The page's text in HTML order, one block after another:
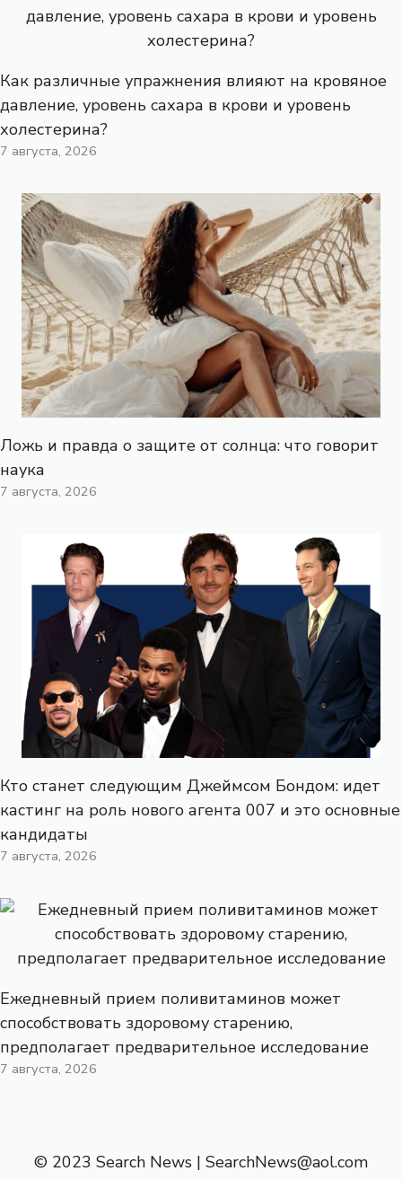
Как различные упражнения влияют на кровяное
давление, уровень сахара в крови и уровень
холестерина?
7 августа, 2026
Ложь и правда о защите от солнца: что говорит
наука
7 августа, 2026
Кто станет следующим Джеймсом Бондом: идет
кастинг на роль нового агента 007 и это основные
кандидаты
7 августа, 2026
Ежедневный прием поливитаминов может
способствовать здоровому старению,
предполагает предварительное исследование
7 августа, 2026
© 2023 Search News | SearchNews@aol.com